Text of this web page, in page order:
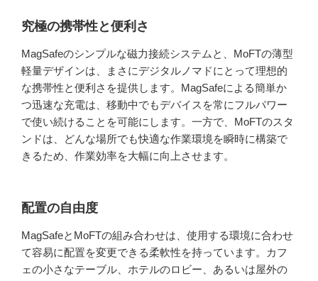
究極の携帯性と便利さ
MagSafeのシンプルな磁力接続システムと、MoFTの薄型
軽量デザインは、まさにデジタルノマドにとって理想的
な携帯性と便利さを提供します。MagSafeによる簡単か
つ迅速な充電は、移動中でもデバイスを常にフルパワー
で使い続けることを可能にします。一方で、MoFTのスタ
ンドは、どんな場所でも快適な作業環境を瞬時に構築で
きるため、作業効率を大幅に向上させます。
配置の自由度
MagSafeとMoFTの組み合わせは、使用する環境に合わせ
て容易に配置を変更できる柔軟性を持っています。カフ
ェの小さなテーブル、ホテルのロビー、あるいは屋外の